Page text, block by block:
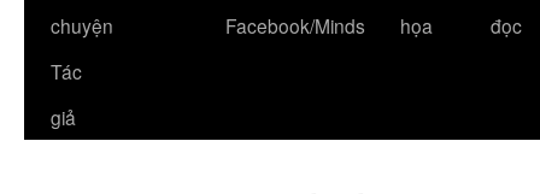
chuyện
Facebook/Minds
họa
đọc
Tác
giả